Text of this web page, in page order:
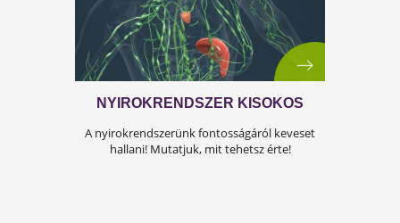
A KÁNIKULA 6 LEGFŐBB
Amikor a hőmérséklet tartósan 30–35 °C fölé